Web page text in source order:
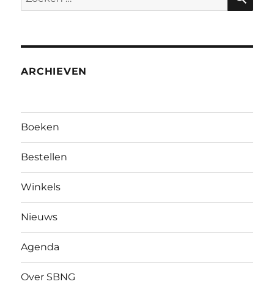
naar:
ARCHIEVEN
Boeken
Bestellen
Winkels
Nieuws
Agenda
Over SBNG